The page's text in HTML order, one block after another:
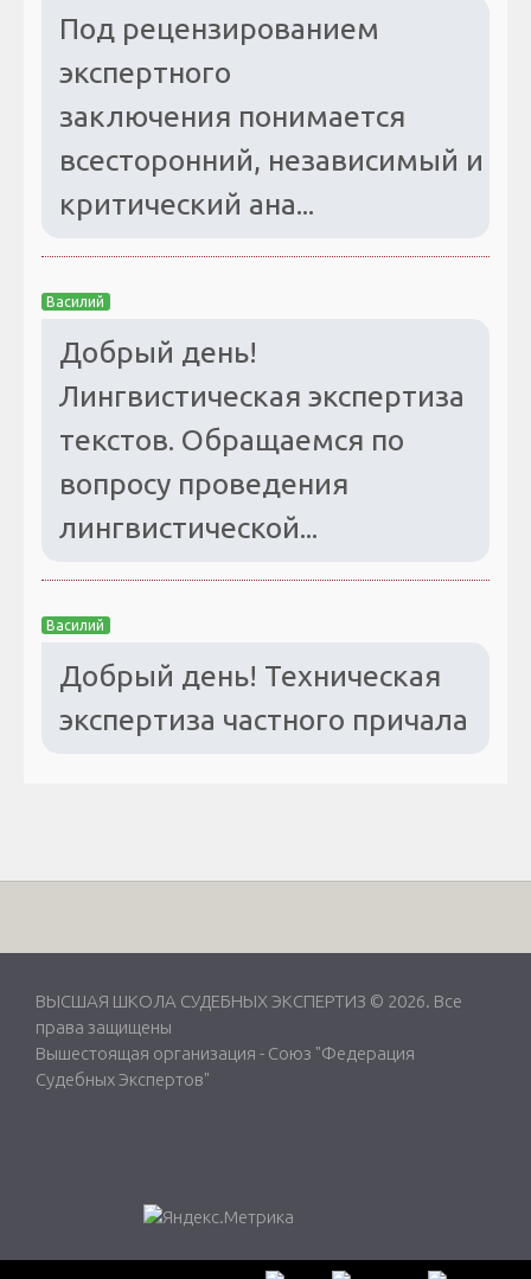
Под рецензированием
экспертного
заключения понимается
всесторонний, независимый и
критический ана...
Василий
Добрый день!
Лингвистическая экспертиза
текстов. Обращаемся по
вопросу проведения
лингвистической...
Василий
Добрый день! Техническая
экспертиза частного причала
ВЫСШАЯ ШКОЛА СУДЕБНЫХ ЭКСПЕРТИЗ © 2026. Все
права защищены
Вышестоящая организация - Союз "Федерация
Судебных Экспертов"